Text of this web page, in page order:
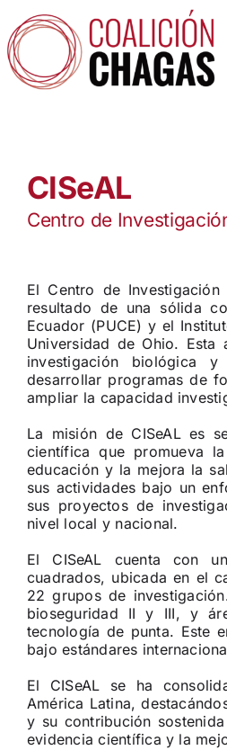
contenido
CISeAL
Centro de
El Centro de
resultado de una sólida
Ecuador (PUCE) y el
Universidad de Ohio.
investigación biológica
desarrollar programas de
ampliar la capacidad
La misión de CISeAL es
científica que promueva
educación y la mejora la
sus actividades bajo un
sus proyectos de
nivel local y nacional.
El CISeAL cuenta con
cuadrados, ubicada en el
22 grupos de
bioseguridad II y III, y
tecnología de punta. Este
bajo estándares
El CISeAL se ha
América Latina,
y su contribución
evidencia científica y la